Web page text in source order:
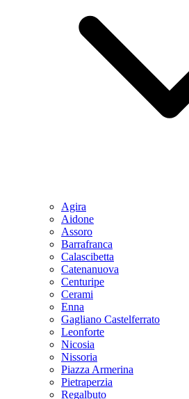
Agira
Aidone
Assoro
Barrafranca
Calascibetta
Catenanuova
Centuripe
Cerami
Enna
Gagliano Castelferrato
Leonforte
Nicosia
Nissoria
Piazza Armerina
Pietraperzia
Regalbuto